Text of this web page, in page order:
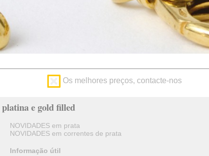
Os melhores preços, contacte-nos
e gold filled
NOVIDADES em prata
NOVIDADES em correntes de prata
Informação útil